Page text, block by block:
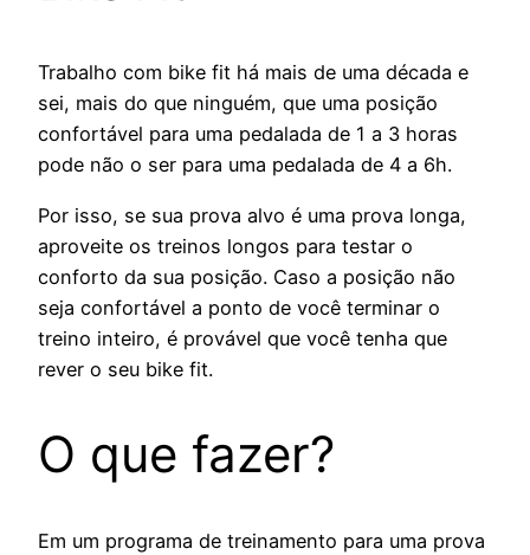
Trabalho com bike fit há mais de uma década e
sei, mais do que ninguém, que uma posição
confortável para uma pedalada de 1 a 3 horas
pode não o ser para uma pedalada de 4 a 6h.
Por isso, se sua prova alvo é uma prova longa,
aproveite os treinos longos para testar o
conforto da sua posição. Caso a posição não
seja confortável a ponto de você terminar o
treino inteiro, é provável que você tenha que
rever o seu bike fit.
O que fazer?
Em um programa de treinamento para uma prova